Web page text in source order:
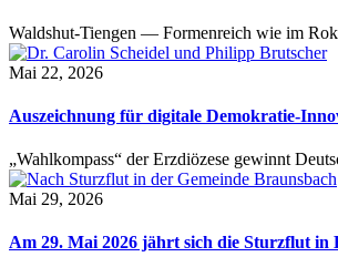
Waldshut-Tiengen — Formenreich wie im
Mai 22, 2026
Auszeichnung für digitale Demokratie-
„Wahlkompass“ der Erzdiözese gewinnt
Mai 29, 2026
Am 29. Mai 2026 jährt sich die Sturzflut in